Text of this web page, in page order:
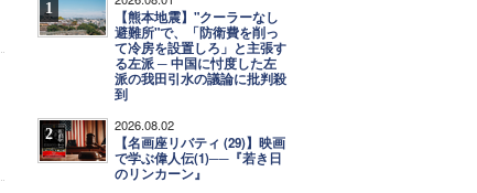
1
【熊本地震】"クーラーなし
避難所"で、「防衛費を削っ
て冷房を設置しろ」と主張す
る左派 ─ 中国に忖度した左
派の我田引水の議論に批判殺
到
2 2026.08.02
【名画座リバティ (29)】映画
で学ぶ偉人伝(1)──『若き日
のリンカーン』